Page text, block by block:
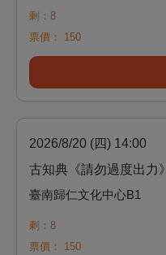
剩：8
票價：
150
2026/8/20 (四) 14:00
古知典《請勿過度出力》
臺南歸仁文化中心B1
剩：8
票價：
150